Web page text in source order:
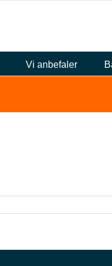
Vi anbefaler